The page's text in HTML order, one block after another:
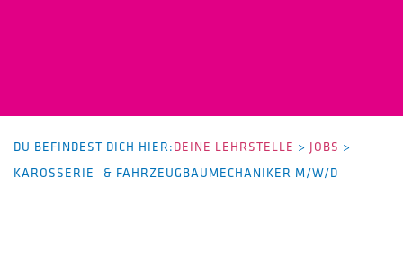
DU BEFINDEST DICH HIER:DEINE LEHRSTELLE > JOBS >
KAROSSERIE- & FAHRZEUGBAUMECHANIKER M/W/D